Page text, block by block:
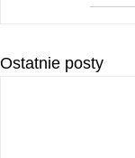
Ostatnie posty